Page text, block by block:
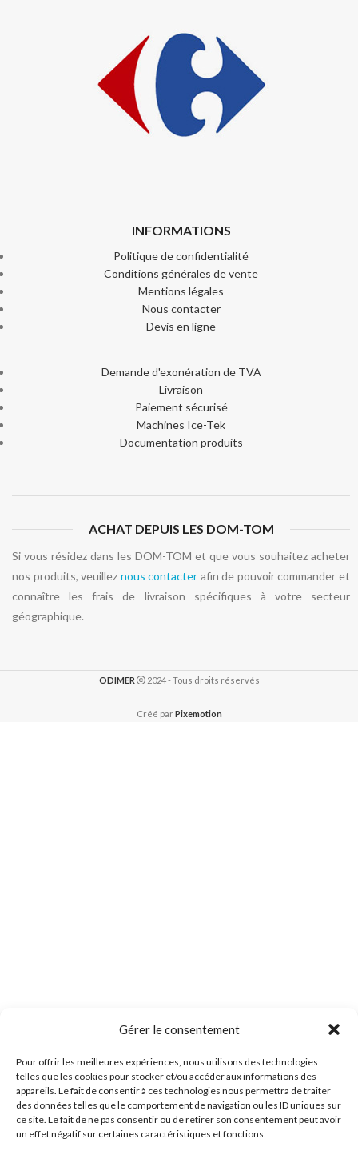
Gérer le consentement
Pour offrir les meilleures expériences, nous utilisons des technologies
telles que les cookies pour stocker et/ou accéder aux informations des
appareils. Le fait de consentir à ces technologies nous permettra de traiter
des données telles que le comportement de navigation ou les ID uniques sur
ce site. Le fait de ne pas consentir ou de retirer son consentement peut avoir
un effet négatif sur certaines caractéristiques et fonctions.
INFORMATIONS
Politique de confidentialité
Conditions générales de vente
Mentions légales
Nous contacter
Devis en ligne
Demande d'exonération de TVA
Livraison
Paiement sécurisé
Machines Ice-Tek
Documentation produits
ACHAT DEPUIS LES DOM-TOM
Si vous résidez dans les DOM-TOM et que vous souhaitez acheter
nos produits, veuillez nous contacter afin de pouvoir commander et
connaître les frais de livraison spécifiques à votre secteur
géographique.
ODIMER 2024 - Tous droits réservés
Créé parPixemotion